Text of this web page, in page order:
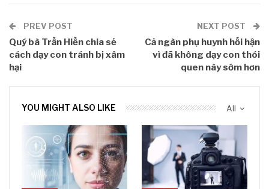
PREV POST
Quý bà Trần Hiền chia sẻ
cách dạy con tránh bị xâm
hại
NEXT POST
Cả ngàn phụ huynh hối hận
vì đã không dạy con thói
quen này sớm hơn
All
YOU MIGHT ALSO LIKE